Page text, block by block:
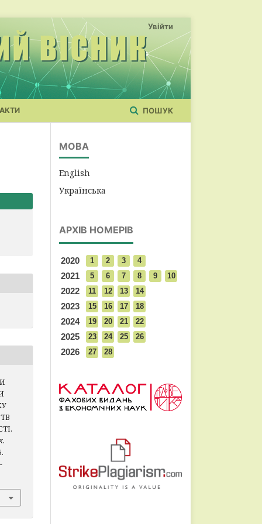
ПОШУК
Увійти
МОВА
English
Українська
АРХІВ НОМЕРІВ
2020 1 2 3 4
2021 5 6 7 8 9 10
2022 11 12 13 14
2023 15 16 17 18
2024 19 20 21 22
2025 23 24 25 26
2026 27 28